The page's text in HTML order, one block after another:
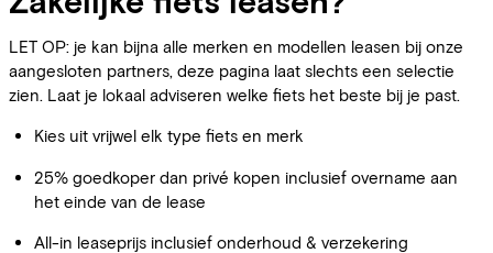
LET OP: je kan bijna alle merken en modellen leasen bij onze
aangesloten partners, deze pagina laat slechts een selectie
zien. Laat je lokaal adviseren welke fiets het beste bij je past.
Kies uit vrijwel elk type fiets en merk
25% goedkoper dan privé kopen inclusief overname aan
het einde van de lease
All-in leaseprijs inclusief onderhoud & verzekering